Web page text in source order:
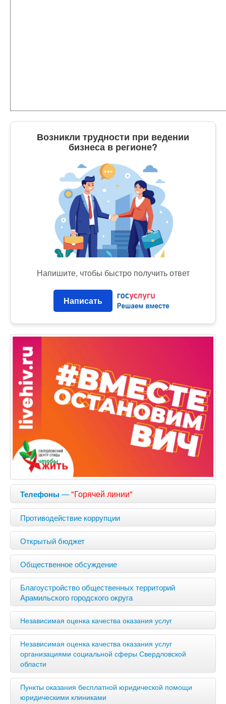
Возникли трудности при ведении
бизнеса в регионе?
Напишите, чтобы быстро получить ответ
Написать
Телефоны —"Горячей линии"
Противодействие коррупции
Открытый бюджет
Общественное обсуждение
Благоустройство общественных территорий
Арамильского городского округа
Независимая оценка качества оказания услуг
Независимая оценка качества оказания услуг
организациями социальной сферы Свердловской
области
Пункты оказания бесплатной юридической помощи
юридическими клиниками